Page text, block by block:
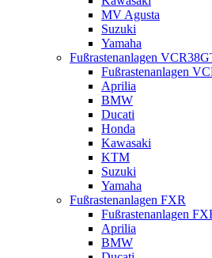
MV Agusta
Suzuki
Yamaha
Fußrastenanlagen
Fußrastenanlagen
Aprilia
BMW
Ducati
Honda
Kawasaki
KTM
Suzuki
Yamaha
Fußrastenanlagen FXR
Fußrastenanlagen
Aprilia
BMW